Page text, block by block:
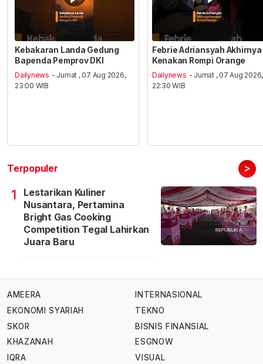
Kebakaran Landa Gedung
Bapenda Pemprov DKI
Dailynews - Jumat , 07 Aug 2026,
23:00 WIB
Febrie Adriansyah Akhirnya
Kenakan Rompi Orange
Dailynews - Jumat , 07 Aug 2026,
22:30 WIB
Terpopuler >
1
Lestarikan Kuliner
Nusantara, Pertamina
Bright Gas Cooking
Competition Tegal Lahirkan
Juara Baru
AMEERA
EKONOMI SYARIAH
SKOR
KHAZANAH
IQRA
INTERNASIONAL
TEKNO
BISNIS FINANSIAL
ESGNOW
VISUAL